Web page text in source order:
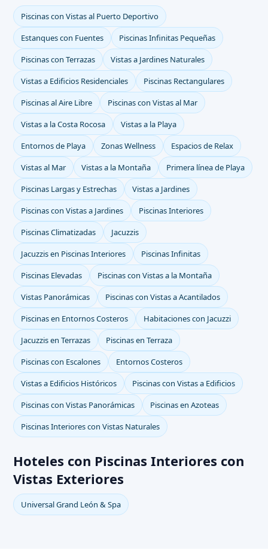
Piscinas con Vistas al Puerto Deportivo
Estanques con Fuentes
Piscinas Infinitas Pequeñas
Piscinas con Terrazas
Vistas a Jardines Naturales
Vistas a Edificios Residenciales
Piscinas Rectangulares
Piscinas al Aire Libre
Piscinas con Vistas al Mar
Vistas a la Costa Rocosa
Vistas a la Playa
Entornos de Playa
Zonas Wellness
Espacios de Relax
Vistas al Mar
Vistas a la Montaña
Primera línea de Playa
Piscinas Largas y Estrechas
Vistas a Jardines
Piscinas con Vistas a Jardines
Piscinas Interiores
Piscinas Climatizadas
Jacuzzis
Jacuzzis en Piscinas Interiores
Piscinas Infinitas
Piscinas Elevadas
Piscinas con Vistas a la Montaña
Vistas Panorámicas
Piscinas con Vistas a Acantilados
Piscinas en Entornos Costeros
Habitaciones con Jacuzzi
Jacuzzis en Terrazas
Piscinas en Terraza
Piscinas con Escalones
Entornos Costeros
Vistas a Edificios Históricos
Piscinas con Vistas a Edificios
Piscinas con Vistas Panorámicas
Piscinas en Azoteas
Piscinas Interiores con Vistas Naturales
Hoteles con Piscinas Interiores con
Vistas Exteriores
Universal Grand León & Spa